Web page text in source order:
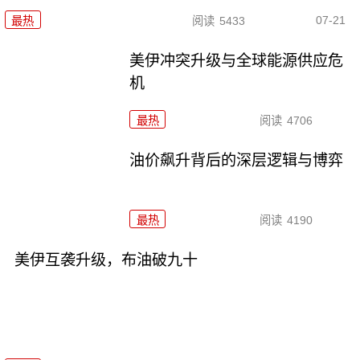
最热 阅读 5433 07-21
美伊冲突升级与全球能源供应危
机
最热 阅读 4706
油价飙升背后的深层逻辑与博弈
最热 阅读 4190
美伊互袭升级，布油破九十